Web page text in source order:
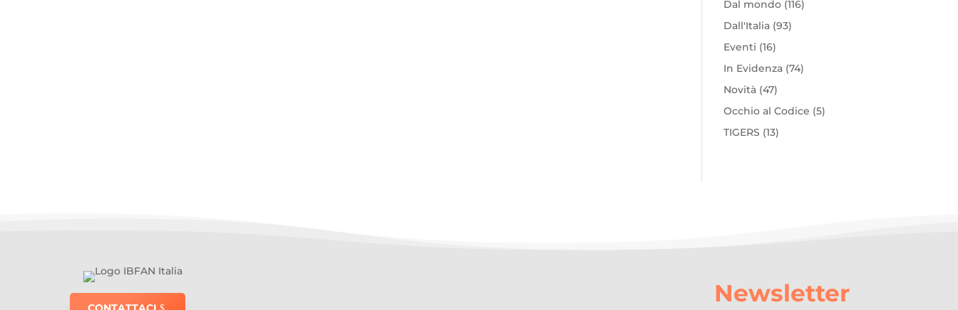
Dal mondo (116)
Dall'Italia (93)
Eventi (16)
In Evidenza (74)
Novità (47)
Occhio al Codice (5)
TIGERS (13)
Newsletter